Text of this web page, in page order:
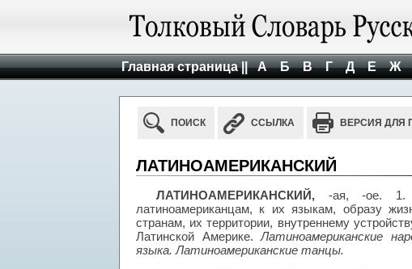
Главная страница || А Б В Г Д Е Ж
ПОИСК ССЫЛКА ВЕРСИЯ ДЛЯ
ЛАТИНОАМЕРИКАНСКИЙ
ЛАТИНОАМЕРИКАНСКИЙ, -ая, -ое. 1.
латиноамериканцам, к их языкам, образу
странам, их территории, внутреннему
Латинской Америке. Латиноамериканские
языка. Латиноамериканские танцы.